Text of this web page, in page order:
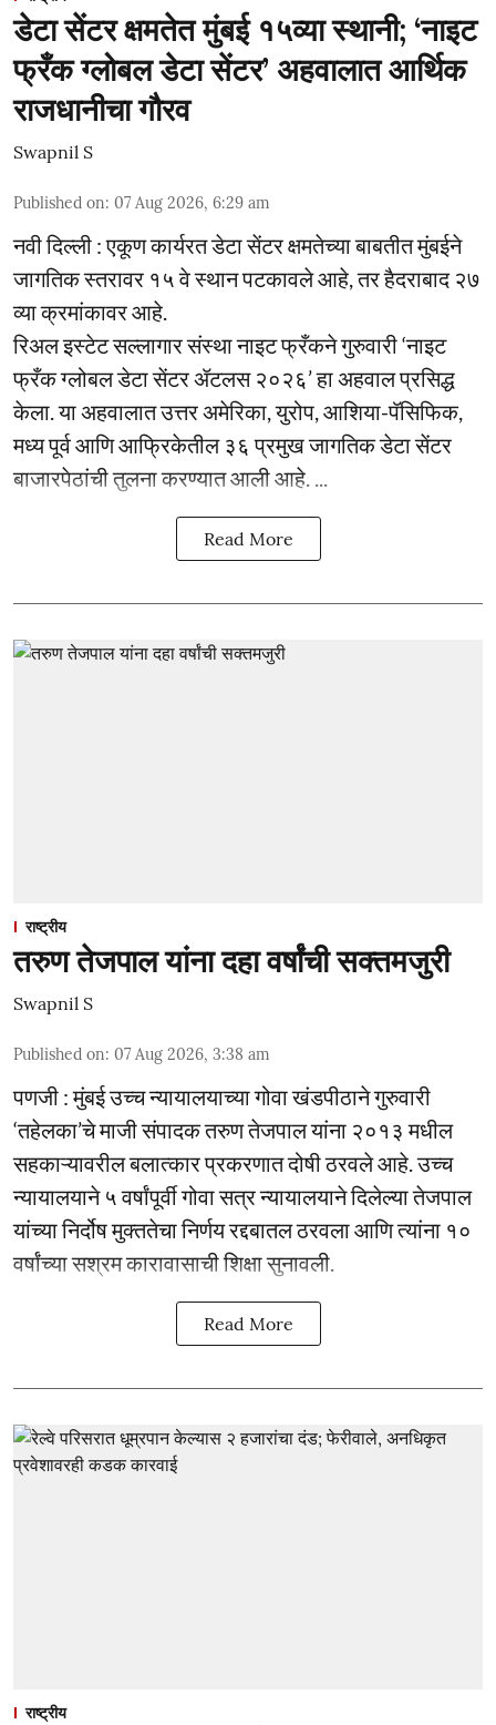
डेटा सेंटर क्षमतेत मुंबई १५व्या स्थानी; ‘नाइट
फ्रँक ग्लोबल डेटा सेंटर’ अहवालात आर्थिक
राजधानीचा गौरव
Swapnil S
Published on: 07 Aug 2026, 6:29 am
नवी दिल्ली : एकूण कार्यरत डेटा सेंटर क्षमतेच्या बाबतीत मुंबईने
जागतिक स्तरावर १५ वे स्थान पटकावले आहे, तर हैदराबाद २७
व्या क्रमांकावर आहे.
रिअल इस्टेट सल्लागार संस्था नाइट फ्रँकने गुरुवारी ‘नाइट
फ्रँक ग्लोबल डेटा सेंटर ॲटलस २०२६’ हा अहवाल प्रसिद्ध
केला. या अहवालात उत्तर अमेरिका, युरोप, आशिया-पॅसिफिक,
मध्य पूर्व आणि आफ्रिकेतील ३६ प्रमुख जागतिक डेटा सेंटर
बाजारपेठांची तुलना करण्यात आली आहे. ...
Read More
राष्ट्रीय
तरुण तेजपाल यांना दहा वर्षांची सक्तमजुरी
Swapnil S
Published on: 07 Aug 2026, 3:38 am
पणजी : मुंबई उच्च न्यायालयाच्या गोवा खंडपीठाने गुरुवारी
‘तहेलका’चे माजी संपादक तरुण तेजपाल यांना २०१३ मधील
सहकाऱ्यावरील बलात्कार प्रकरणात दोषी ठरवले आहे. उच्च
न्यायालयाने ५ वर्षांपूर्वी गोवा सत्र न्यायालयाने दिलेल्या तेजपाल
यांच्या निर्दोष मुक्ततेचा निर्णय रद्दबातल ठरवला आणि त्यांना १०
वर्षांच्या सश्रम कारावासाची शिक्षा सुनावली.
Read More
राष्ट्रीय